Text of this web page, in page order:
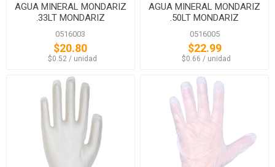
AGUA MINERAL MONDARIZ
.33LT MONDARIZ
0516003
$20.80
‏‏‎ ‎‏‏‎ ‎$0.52 / unidad
AGUA MINERAL MONDARIZ
.50LT MONDARIZ
0516005
$22.99
‏‏‎ ‎‏‏‎ ‎$0.66 / unidad